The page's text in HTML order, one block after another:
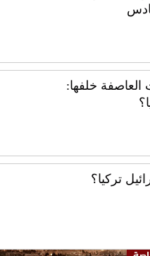
العاصفة خلفها:
تركيا؟